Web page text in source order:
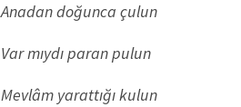
Anadan doğunca çulun
Var mıydı paran pulun
Mevlâm yarattığı kulun